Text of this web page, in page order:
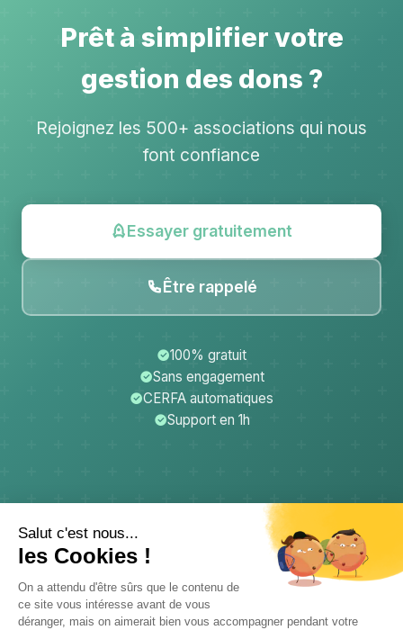
Prêt à simplifier votre
gestion des dons ?
Rejoignez les 500+ associations qui nous
font confiance
Essayer gratuitement
Être rappelé
100% gratuit
Sans engagement
CERFA automatiques
Support en 1h
CerfApp
DonateursMentions légalesConfidentialité